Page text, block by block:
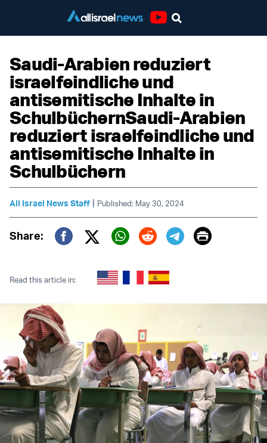
Saudi-Arabien reduziert
israelfeindliche und
antisemitische Inhalte in
SchulbüchernSaudi-Arabien
reduziert israelfeindliche und
antisemitische Inhalte in
Schulbüchern
All Israel News Staff | Published: May 30, 2024
Share:
Twitter (X)
Print
Read this article in: